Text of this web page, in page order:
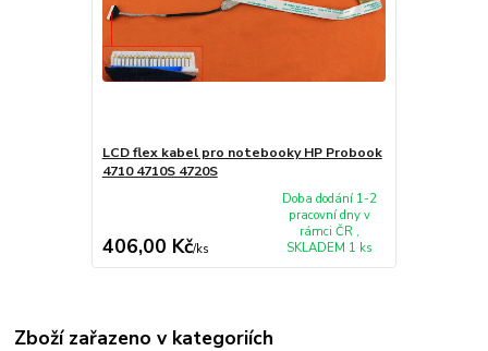
LCD flex kabel pro notebooky HP Probook
4710 4710S 4720S
406,00 Kč/ks
Doba dodání 1-2
pracovní dny v
rámci ČR ,
SKLADEM 1 ks
Zboží zařazeno v kategoriích